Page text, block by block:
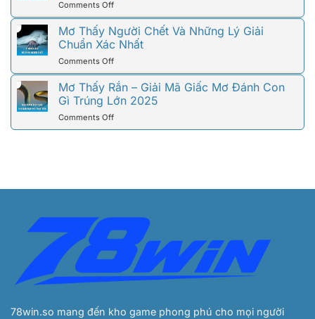
Số
Liên
Quan
Mất
Là
Điềm
Báo
Chọn
Số
Nào?
Comments Offon
Mơ
Thấy
Bà
Nội
Mất
Mang
Thông
Điệp
Mơ Thấy Người Chết Và Những Lý Giải
Chuẩn Xác Nhất
Comments Offon
Mơ
Thấy
Người
Chết
Và
Những
Nhất
Mơ Thấy Rắn – Giải Mã Giấc Mơ Đánh Con
Gì Trúng Lớn 2025
Comments Offon
Mơ
Mã
Con
Trúng
Lớn
2025
78win.so mang đến kho game phong phú cho mọi người